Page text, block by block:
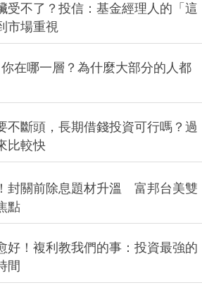
受不了？投信：基金經理人的「這
市場重視
在哪一層？為什麼大部分的人都
不斷頭，長期借錢投資可行嗎？過
比較快
封關前除息題材升溫 富邦台美雙
點
好！複利教我們的事：投資最強的
間